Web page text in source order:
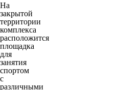
На
закрытой
территории
комплекса
расположится
площадка
для
занятия
спортом
с
различными